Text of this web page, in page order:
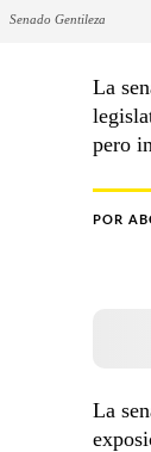
Senado Gentileza
La
pero
POR
La